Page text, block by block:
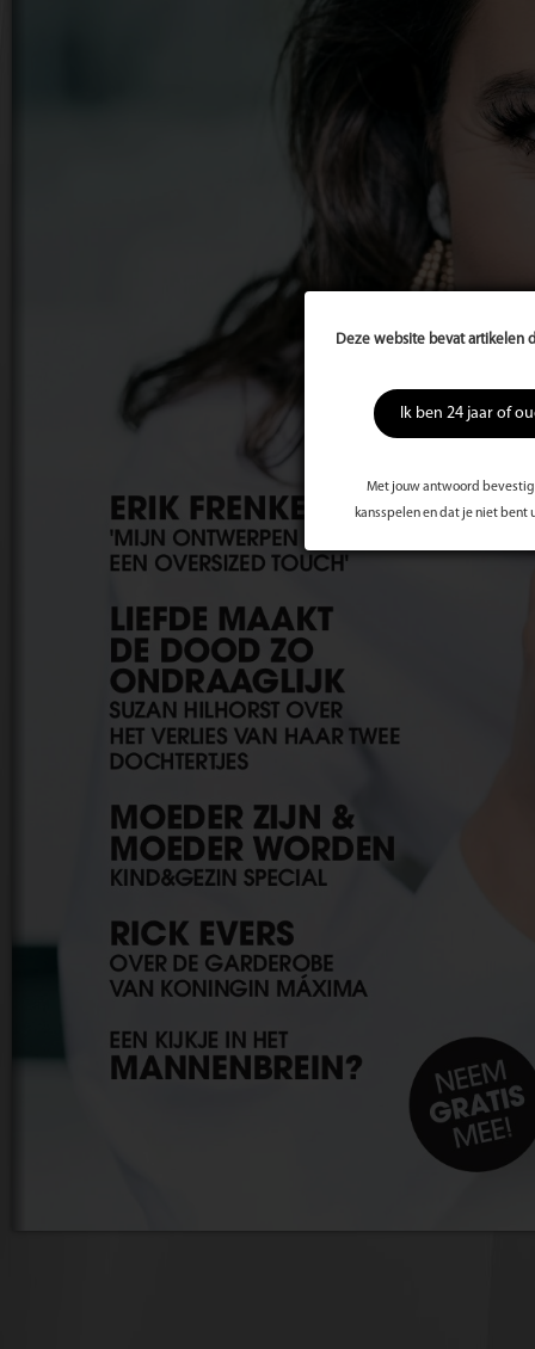
Deze website bevat artikelen
Ik ben 24 jaar of
Met jouw antwoord bevestig
kansspelen en dat je niet bent